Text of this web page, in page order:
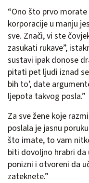
“Ono što prvo
korporacije u manju
sve. Znači, vi ste
zasukati rukave”,
sustavi ipak donose
pitati pet ljudi iznad
bih to’, date
ljepota takvog posla.”
Za sve žene koje
poslala je jasnu
što imate, to vam
biti dovoljno hrabri
ponizni i otvoreni da
zateknete.”